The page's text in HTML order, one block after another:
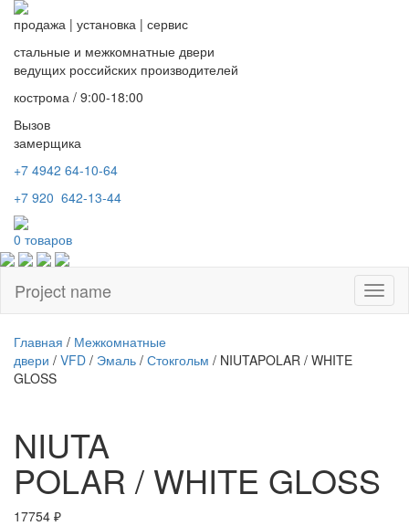
продажа | установка | сервис
стальные и межкомнатные двери
ведущих российских производителей
кострома / 9:00-18:00
Вызов
замерщика
+7 4942 64-10-64
+7 920 642-13-44
0 товаров
Project name
Главная / Межкомнатные
двери / VFD / Эмаль / Стокгольм / NIUTAPOLAR / WHITE
GLOSS
NIUTA
POLAR / WHITE GLOSS
17754 ₽